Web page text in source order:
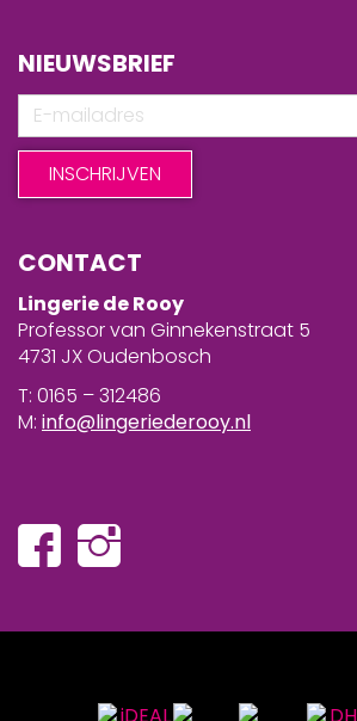
NIEUWSBRIEF
CONTACT
Lingerie de Rooy
Professor van Ginnekenstraat 5
4731 JX Oudenbosch
T: 0165 – 312486
M: info@lingeriederooy.nl